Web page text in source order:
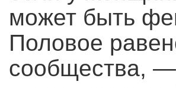
может быть
Половое
сообщества, —